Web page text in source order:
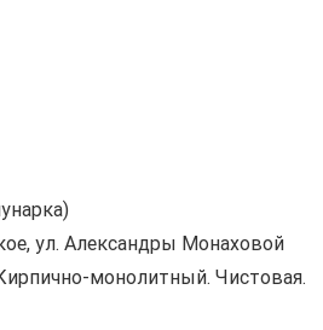
ул. Александры Монаховой
монолитный. Чистовая.